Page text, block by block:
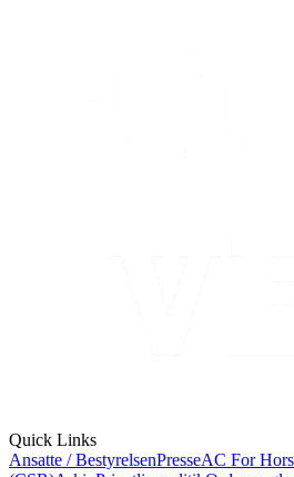
Quick Links
Ansatte / BestyrelsenPresseAC For